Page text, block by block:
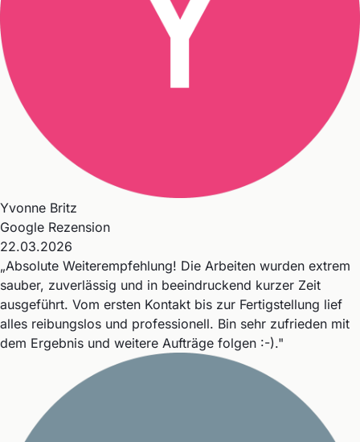
Yvonne Britz
Google Rezension
22.03.2026
„Absolute Weiterempfehlung! Die Arbeiten wurden extrem
sauber, zuverlässig und in beeindruckend kurzer Zeit
ausgeführt. Vom ersten Kontakt bis zur Fertigstellung lief
alles reibungslos und professionell. Bin sehr zufrieden mit
dem Ergebnis und weitere Aufträge folgen :-)."